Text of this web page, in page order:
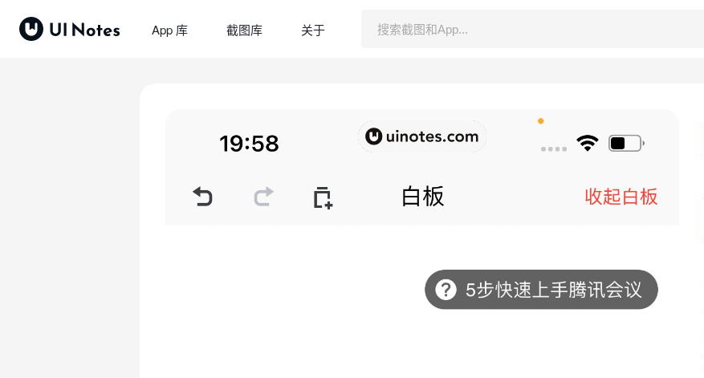
App 库 截图库 关于